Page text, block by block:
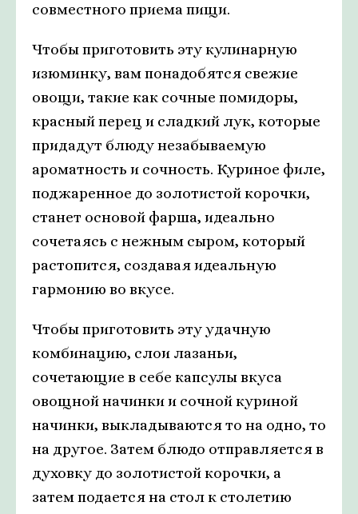
совместного приема пищи.
Чтобы приготовить эту кулинарную
изюминку, вам понадобятся свежие
овощи, такие как сочные помидоры,
красный перец и сладкий лук, которые
придадут блюду незабываемую
ароматность и сочность. Куриное филе,
поджаренное до золотистой корочки,
станет основой фарша, идеально
сочетаясь с нежным сыром, который
растопится, создавая идеальную
гармонию во вкусе.
Чтобы приготовить эту удачную
комбинацию, слои лазаньи,
сочетающие в себе капсулы вкуса
овощной начинки и сочной куриной
начинки, выкладываются то на одно, то
на другое. Затем блюдо отправляется в
духовку до золотистой корочки, а
затем подается на стол к столетию